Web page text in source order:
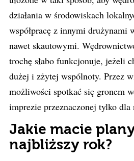
działania w środowiskach
współpracę z innymi drużynami
nawet skautowymi.
trochę słabo funkcjonuje, jeżeli
dużej i zżytej wspólnoty. Przez
możliwości spotkać się gronem
imprezie przeznaczonej tylko dla
Jakie macie
najbliższy rok?